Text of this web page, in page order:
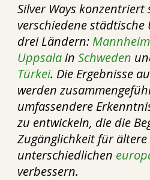
Silver Ways konzentriert
verschiedene städtische
drei Ländern:
UppsalainSchweden
Türkei. Die Ergebnisse
werden
umfassendere
zu entwickeln, die die
Zugänglichkeit für
unterschiedlichen
verbessern.